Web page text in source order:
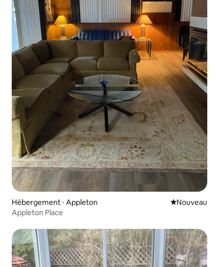
Hébergement ⋅ Appleton Nouvel
Nouveau
Appleton Place